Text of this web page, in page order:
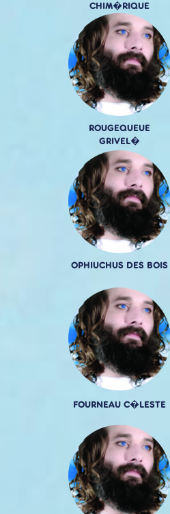
CHIM�RIQUE
ROUGEQUEUE
GRIVEL�
OPHIUCHUS DES BOIS
FOURNEAU C�LESTE